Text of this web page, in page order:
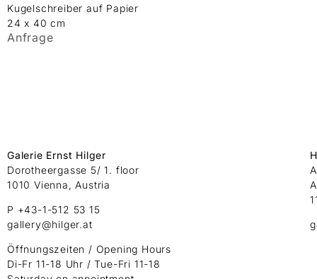
Kugelschreiber auf Papier
24 x 40 cm
Anfrage
Galerie Ernst Hilger
Dorotheergasse 5/ 1. floor
1010 Vienna, Austria
P +43-1-512 53 15
gallery@hilger.at
Öffnungszeiten / Opening Hours
Di-Fr 11-18 Uhr / Tue-Fri 11-18